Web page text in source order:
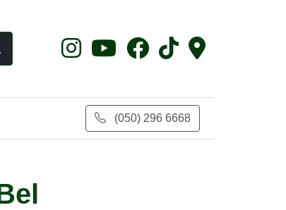
(050) 296 6668